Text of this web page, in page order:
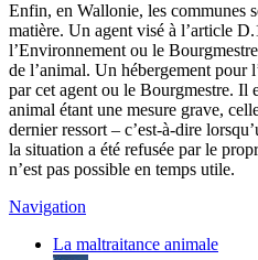
Enfin, en Wallonie, les communes
matière. Un agent visé à l’article
l’Environnement ou le
de l’animal. Un hébergement pour
par cet agent ou le Bourgmestre. Il
animal étant une mesure grave,
dernier ressort – c’est-à-dire
la situation a été refusée par le
n’est pas possible en temps utile.
Navigation
La maltraitance animale